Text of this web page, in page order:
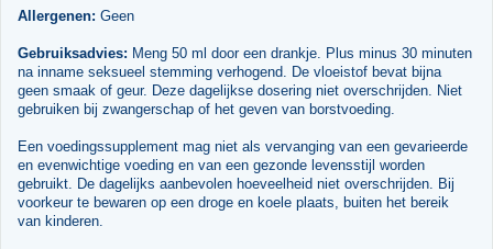
Allergenen: Geen
Gebruiksadvies: Meng 50 ml door een drankje. Plus minus 30 minuten
na inname seksueel stemming verhogend. De vloeistof bevat bijna
geen smaak of geur. Deze dagelijkse dosering niet overschrijden. Niet
gebruiken bij zwangerschap of het geven van borstvoeding.
Een voedingssupplement mag niet als vervanging van een gevarieerde
en evenwichtige voeding en van een gezonde levensstijl worden
gebruikt. De dagelijks aanbevolen hoeveelheid niet overschrijden. Bij
voorkeur te bewaren op een droge en koele plaats, buiten het bereik
van kinderen.